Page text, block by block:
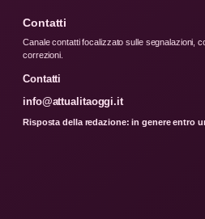
Contatti
Canale contatti focalizzato sulle segnalazioni,
correzioni.
Contatti
info@attualitaoggi.it
Risposta della redazione: in genere entro